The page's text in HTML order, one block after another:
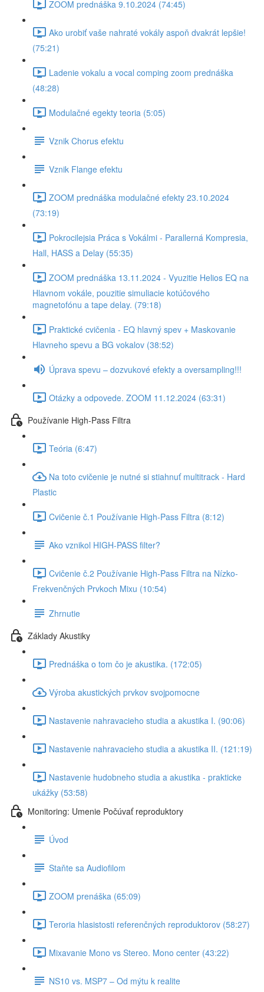
ZOOM prednáška 9.10.2024 (74:45)
Ako urobiť vaše nahraté vokály aspoň dvakrát lepšie!
(75:21)
Ladenie vokalu a vocal comping zoom prednáška
(48:28)
Modulačné egekty teoria (5:05)
Vznik Chorus efektu
Vznik Flange efektu
ZOOM prednáška modulačné efekty 23.10.2024
(73:19)
Pokrocilejsia Práca s Vokálmi - Parallerná Kompresia,
Hall, HASS a Delay (55:35)
ZOOM prednáška 13.11.2024 - Vyuzitie Helios EQ na
Hlavnom vokále, pouzitie simuliacie kotúčového
magnetofónu a tape delay. (79:18)
Praktické cvičenia - EQ hlavný spev + Maskovanie
Hlavneho spevu a BG vokalov (38:52)
Úprava spevu – dozvukové efekty a oversampling!!!
Otázky a odpovede. ZOOM 11.12.2024 (63:31)
Používanie High-Pass Filtra
Teória (6:47)
Na toto cvičenie je nutné si stiahnuť multitrack - Hard
Plastic
Cvičenie č.1 Používanie High-Pass Filtra (8:12)
Ako vznikol HIGH-PASS filter?
Cvičenie č.2 Používanie High-Pass Filtra na Nízko-
Frekvenčných Prvkoch Mixu (10:54)
Zhrnutie
Základy Akustiky
Prednáška o tom čo je akustika. (172:05)
Výroba akustických prvkov svojpomocne
Nastavenie nahravacieho studia a akustika I. (90:06)
Nastavenie nahravacieho studia a akustika II. (121:19)
Nastavenie hudobneho studia a akustika - prakticke
ukážky (53:58)
Monitoring: Umenie Počúvať reproduktory
Úvod
Staňte sa Audiofilom
ZOOM prenáška (65:09)
Teroria hlasistosti referenčných reproduktorov (58:27)
Mixavanie Mono vs Stereo. Mono center (43:22)
NS10 vs. MSP7 – Od mýtu k realite